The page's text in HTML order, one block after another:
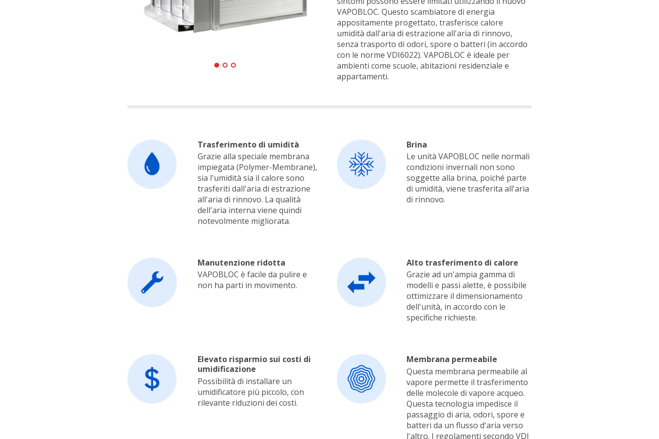
VAPOBLOC. Questo scambiatore di energia
appositamente progettato, trasferisce calore
umidità dall'aria di estrazione all'aria di rinnovo,
senza trasporto di odori, spore o batteri (in accordo
con le norme VDI6022). VAPOBLOC è ideale per
ambienti come scuole, abitazioni residenziale e
appartamenti.
Trasferimento di umidità
Grazie alla speciale membrana
impiegata (Polymer-Membrane),
sia l'umidità sia il calore sono
trasferiti dall'aria di estrazione
all'aria di rinnovo. La qualità
dell'aria interna viene quindi
notevolmente migliorata.
Brina
Le unità VAPOBLOC nelle normali
condizioni invernali non sono
soggette alla brina, poiché parte
di umidità, viene trasferita all'aria
di rinnovo.
Manutenzione ridotta
VAPOBLOC è facile da pulire e
non ha parti in movimento.
Alto trasferimento di calore
Grazie ad un'ampia gamma di
modelli e passi alette, è possibile
ottimizzare il dimensionamento
dell'unità, in accordo con le
specifiche richieste.
Elevato risparmio sui costi di
umidificazione
Possibilità di installare un
umidificatore più piccolo, con
rilevante riduzioni dei costi.
Membrana permeabile
Questa membrana permeabile al
vapore permette il trasferimento
delle molecole di vapore acqueo.
Questa tecnologia impedisce il
passaggio di aria, odori, spore e
batteri da un flusso d'aria verso
l'altro. I regolamenti secondo VDI